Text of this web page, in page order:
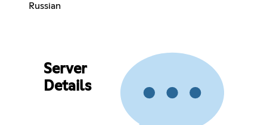
Russian
Server
Details